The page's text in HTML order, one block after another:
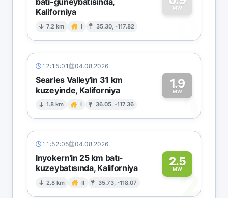
Kaliforniya
7.2 km I 35.30, -117.82
MW
0
12:15:01 04.08.2026
Searles Valley'in 31 km
kuzeyinde, Kaliforniya
1.8 km I 36.05, -117.36
1.9
MW1
11:52:05 04.08.2026
Inyokern'in 25 km batı-
kuzeybatısında, Kaliforniya
2.8 km II 35.73, -118.07
2.5
MW
2